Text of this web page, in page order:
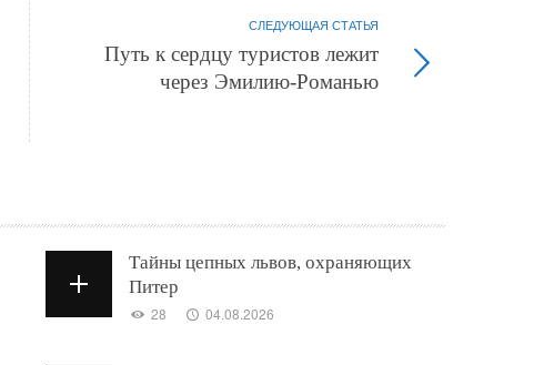
СЛЕДУЮЩАЯ СТАТЬЯ
Путь к сердцу туристов лежит
через Эмилию-Романью
Тайны цепных львов, охраняющих
Питер
28 04.08.2026